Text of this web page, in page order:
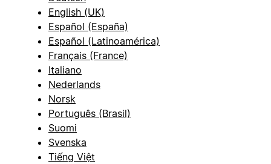
English (UK)
Español (España)
Español (Latinoamérica)
Français (France)
Italiano
Nederlands
Norsk
Português (Brasil)
Suomi
Svenska
Tiếng Việt